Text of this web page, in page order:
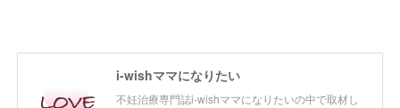
i-wishママになりたい
不妊治療専門誌i-wishママになりたいの中で取材し